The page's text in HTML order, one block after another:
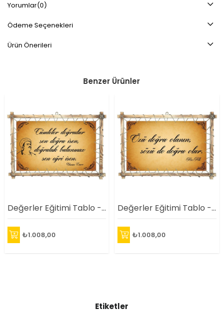
Yorumlar(0)
Ödeme Seçenekleri
Ürün Önerileri
Benzer Ürünler
Değerler Eğitimi Tablo - Doğruluk 3
₺1.008,00
Değerler Eğitimi Tablo - Doğruluk 1
₺1.008,00
Etiketler